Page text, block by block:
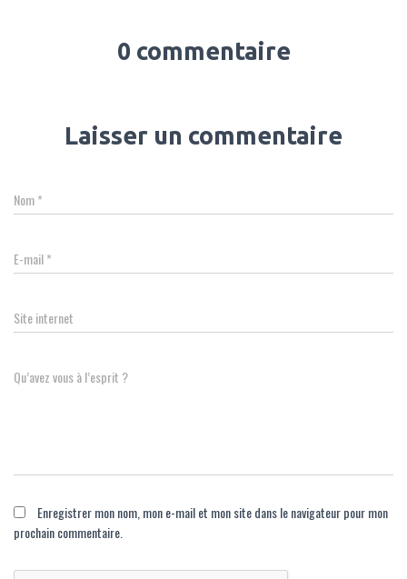
0 commentaire
Laisser un commentaire
Nom*
E-mail*
Site internet
Qu’avez vous à l’esprit ?
Enregistrer mon nom, mon e-mail et mon site dans le navigateur pour mon
prochain commentaire.